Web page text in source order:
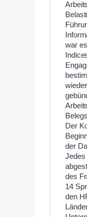
war
Der
der
Jedes
des
14
den